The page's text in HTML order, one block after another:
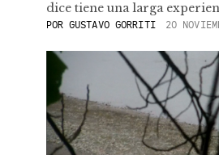
dice tiene una larga
POR GUSTAVO GORRITI 20